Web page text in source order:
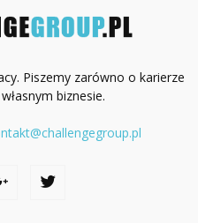
Piszemy zarówno o karierze
biznesie.